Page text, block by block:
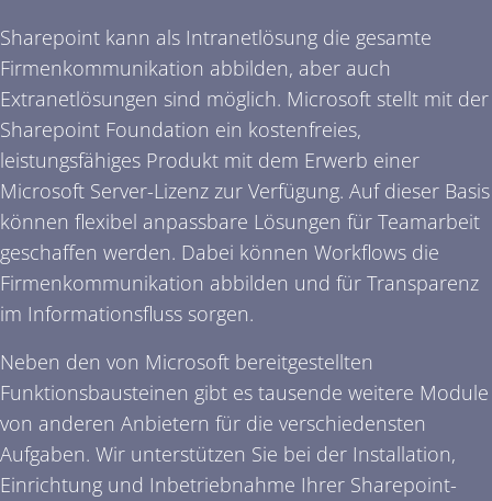
Sharepoint kann als Intranetlösung die gesamte
Firmenkommunikation abbilden, aber auch
Extranetlösungen sind möglich. Microsoft stellt mit der
Sharepoint Foundation ein kostenfreies,
leistungsfähiges Produkt mit dem Erwerb einer
Microsoft Server-Lizenz zur Verfügung. Auf dieser Basis
können flexibel anpassbare Lösungen für Teamarbeit
geschaffen werden. Dabei können Workflows die
Firmenkommunikation abbilden und für Transparenz
im Informationsfluss sorgen.
Neben den von Microsoft bereitgestellten
Funktionsbausteinen gibt es tausende weitere Module
von anderen Anbietern für die verschiedensten
Aufgaben. Wir unterstützen Sie bei der Installation,
Einrichtung und Inbetriebnahme Ihrer Sharepoint-